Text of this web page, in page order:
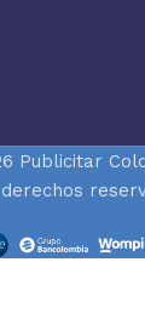
Publicitar
derechos